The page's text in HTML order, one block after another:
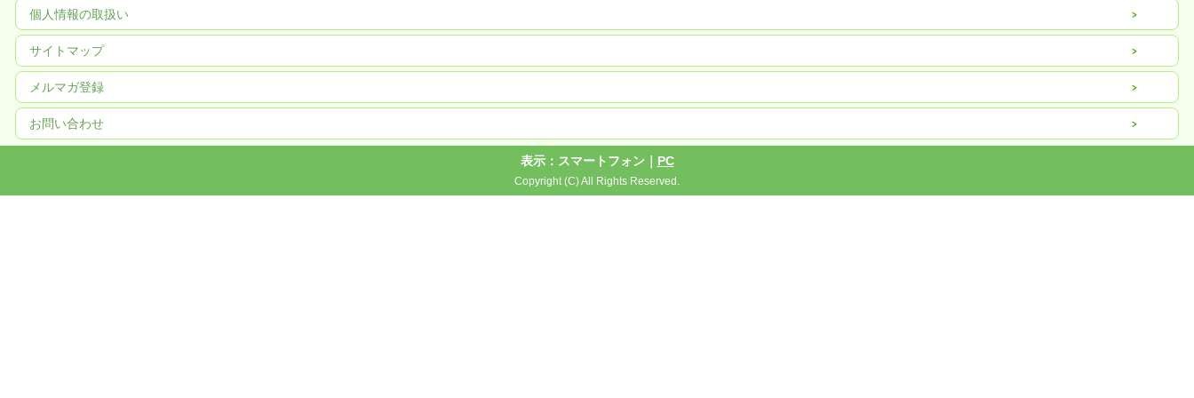
個人情報の取扱い
サイトマップ
メルマガ登録
お問い合わせ
表示：スマートフォン｜ PC
Copyright (C) All Rights Reserved.